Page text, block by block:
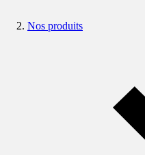
Nos produits